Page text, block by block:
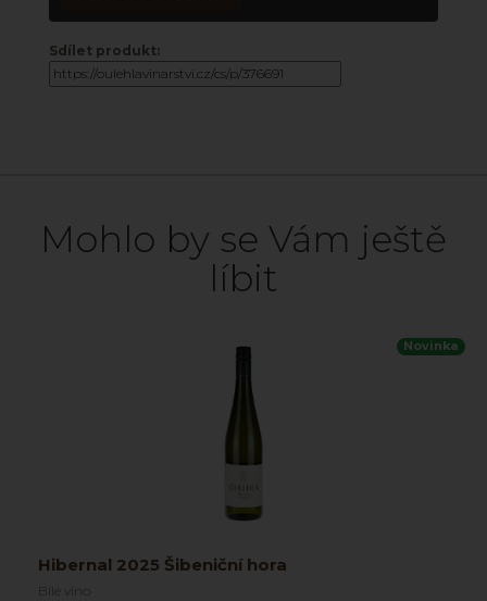
Sdílet produkt:
Mohlo by se Vám ještě
líbit
Novinka
Hibernal 2025 Šibeniční hora
Bílé víno